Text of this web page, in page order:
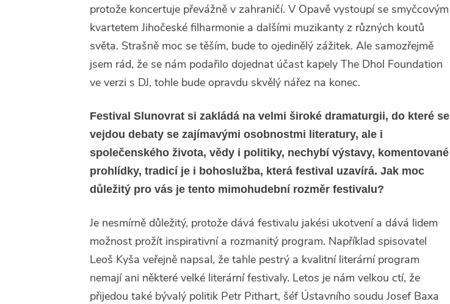
protože koncertuje převážně v zahraničí. V Opavě vystoupí se smyčcovým
kvartetem Jihočeské filharmonie a dalšími muzikanty z různých koutů
světa. Strašně moc se těším, bude to ojedinělý zážitek. Ale samozřejmě
jsem rád, že se nám podařilo dojednat účast kapely The Dhol Foundation
ve verzi s DJ, tohle bude opravdu skvělý nářez na konec.
Festival Slunovrat si zakládá na velmi široké dramaturgii, do které se
vejdou debaty se zajímavými osobnostmi literatury, ale i
společenského života, vědy i politiky, nechybí výstavy, komentované
prohlídky, tradicí je i bohoslužba, která festival uzavírá. Jak moc
důležitý pro vás je tento mimohudební rozměr festivalu?
Je nesmírně důležitý, protože dává festivalu jakési ukotvení a dává lidem
možnost prožít inspirativní a rozmanitý program. Například spisovatel
Leoš Kyša veřejně napsal, že tahle pestrý a kvalitní literární program
nemají ani některé velké literární festivaly. Letos je nám velkou ctí, že
přijedou také bývalý politik Petr Pithart, šéf Ústavního soudu Josef Baxa